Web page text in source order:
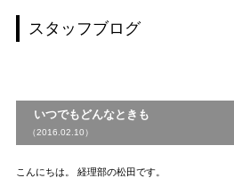
スタッフブログ
いつでもどんなときも
（2016.02.10）
こんにちは。 経理部の松田です。